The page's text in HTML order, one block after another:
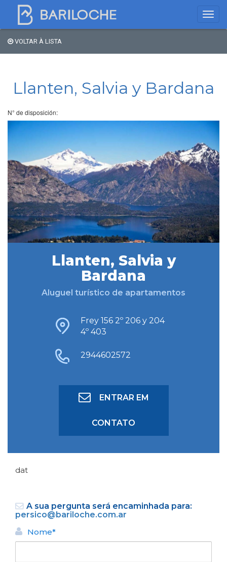
Bariloche
Tipo de hospedagem
Estrelas
Região
BUSCAR HOSPEDAGEM
BUSCA AVANÇADA
VOLTAR À LISTA
Llanten, Salvia y Bardana
N° de disposición:
Llanten, Salvia y
Bardana
Aluguel turístico de apartamentos
Frey 156 2º 206 y 204
4º 403
2944602572
ENTRAR EM
CONTATO
dat
A sua pergunta será encaminhada para:
persico@bariloche.com.ar
Nome*